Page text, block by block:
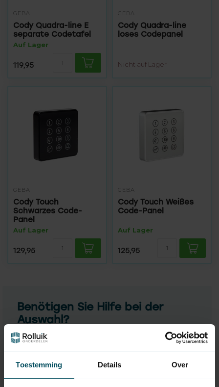
Toestemming Details Over
GEBA
Cody Quadra-line E
separate Codetafel
Auf Lager
119,95
GEBA
Cody Quadra-line
loses Codepanel
Nicht auf Lager
GEBA
Cody Touch
Schwarzes Code-
Panel
Auf Lager
129,95
GEBA
Cody Touch Weißes
Code-Panel
Auf Lager
125,95
Benötigen Sie Hilfe bei der
Auswahl?
Kontaktieren Sie einen unserer Mitarbeiter
Fragen Sie uns